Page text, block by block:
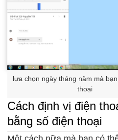
lựa chọn ngày tháng năm mà
thoại
Cách định vị điện
bằng số điện thoại